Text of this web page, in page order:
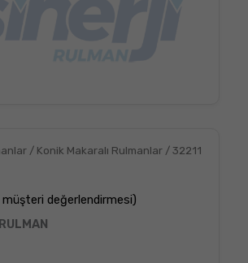
/ Konik Makaralı Rulmanlar / 32211
müşteri değerlendirmesi)